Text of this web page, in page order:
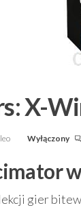
X-
Wyłączony
gier